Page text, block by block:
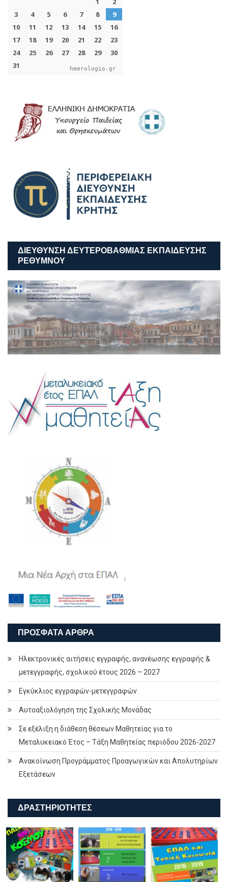
hmerologio.gr
ΔΙΕΎΘΥΝΣΗ ΔΕΥΤΕΡΟΒΆΘΜΙΑΣ ΕΚΠΑΊΔΕΥΣΗΣ
ΡΕΘΎΜΝΟΥ
ΠΡΌΣΦΑΤΑ ΆΡΘΡΑ
Ηλεκτρονικές αιτήσεις εγγραφής, ανανέωσης εγγραφής &
μετεγγραφής, σχολικού έτους 2026 – 2027
Εγκύκλιος εγγραφών-μετεγγραφών
Αυτοαξιολόγηση της Σχολικής Μονάδας
Σε εξέλιξη η διάθεση θέσεων Μαθητείας για το
Μεταλυκειακό Έτος – Τάξη Μαθητείας περιόδου 2026-2027
Ανακοίνωση Προγράμματος Προαγωγικών και Απολυτηρίων
Εξετάσεων
ΔΡΑΣΤΗΡΙΌΤΗΤΕΣ